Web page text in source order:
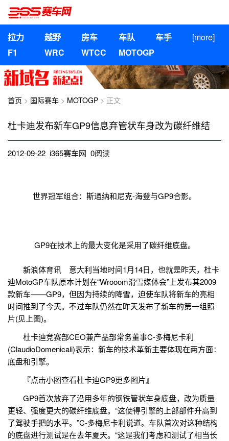
拉力 越野 房车 车队 车手
[more]
F1
WRC WTCC MOTOGP
首页 > 国际赛车 > MOTOGP > 正文
杜卡迪发布新车GP9信息弃管状车身改为碳纤维结
2012-09-22 i365赛车网 0阅读
世界冠军组合：斯通纳和尼克-海登与GP9合影。
GP9在技术上的最大变化是采用了碳纤维底盘。
新浪体育讯 意大利当地时间1月14日，也就是昨天，杜卡
迪MotoGP车队原本计划在“Wrooom滑雪媒体会”上发布其2009
款新车——GP9，但因为持续的降雪，迫使车队将新车的亮相
时间推到了今天。不过车队仍然在昨天发布了新车的第一组照
片(见上图)。
杜卡迪竞赛部CEO兼产品部常务董事C-多梅尼卡利
(ClaudioDomenicali)表示：新车的技术革新主要体现在两方面：
底盘和引擎。
『点击小图查看杜卡迪GP9更多图片』
GP9首次放弃了沿用多年的钢铁管状车身底盘，改为质量
更轻、强度更大的碳纤维底盘。“这使得引擎的上部部件升高到
了驾驶手把的水平。”C-多梅尼卡利说道。车队首次对这种结构
的底盘进行测试是在去年夏天。“这是我们考虑和测试了相当长